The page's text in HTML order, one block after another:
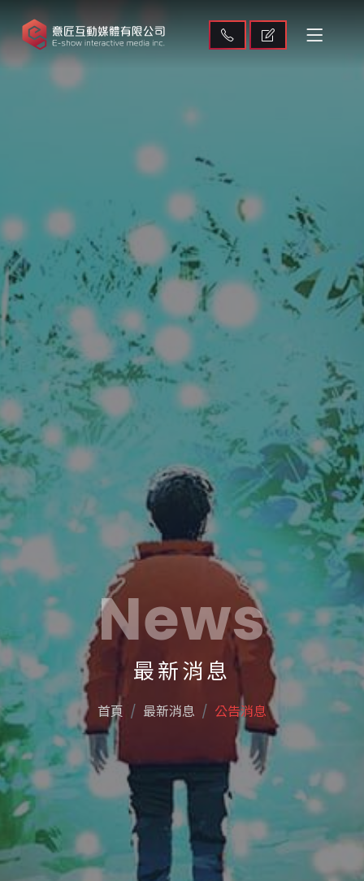
News
最新消息
首頁 最新消息 公告消息